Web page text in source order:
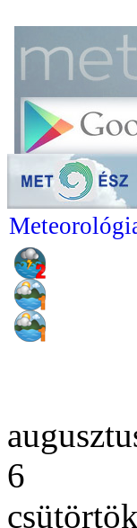
6
csütörtök